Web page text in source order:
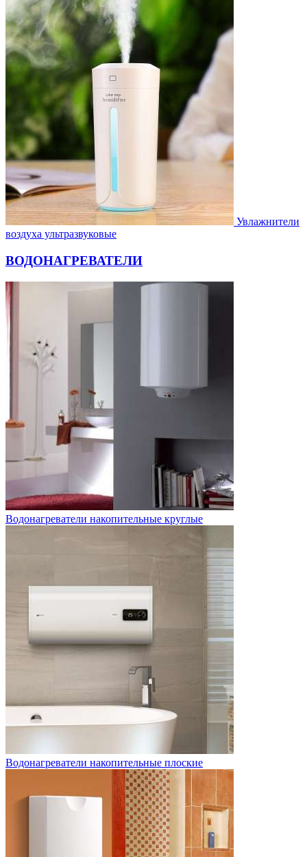
Увлажнители
воздуха ультразвуковые
ВОДОНАГРЕВАТЕЛИ
Водонагреватели накопительные круглые
Водонагреватели накопительные плоские